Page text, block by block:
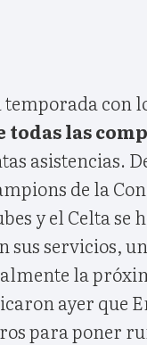
con
las
asistencias.
de la
y el Celta se
sus servicios,
la
ayer que
para poner